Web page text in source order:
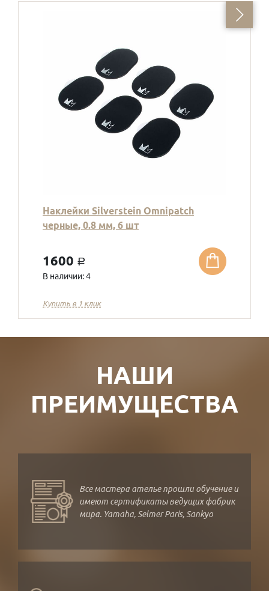
Наклейки Silverstein Omnipatch
черные, 0.8 мм, 6 шт
1600 a
В наличии: 4
Купить в 1 клик
НАШИ
ПРЕИМУЩЕСТВА
Все мастера ателье прошли обучение и
имеют сертификаты ведущих фабрик
мира. Yamaha, Selmer Paris, Sankyo